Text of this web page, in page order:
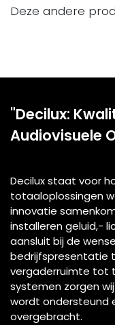
Deze andere
"Decilux:
Audiovisuele
Decilux staat voor
totaaloplossingen
innovatie
installeren geluid,-
aansluit bij de
bedrijfspresentatie
vergaderruimte tot
systemen zorgen
wordt ondersteund
overgebracht.